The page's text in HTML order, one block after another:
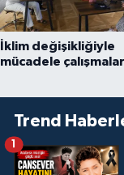
İklim değişikliğiyle
mücadele
Trend
1